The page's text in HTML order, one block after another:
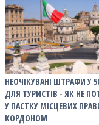
НЕОЧІКУВАНІ ШТРАФИ У
ДЛЯ ТУРИСТІВ - ЯК НЕ
У ПАСТКУ МІСЦЕВИХ
КОРДОНОМ